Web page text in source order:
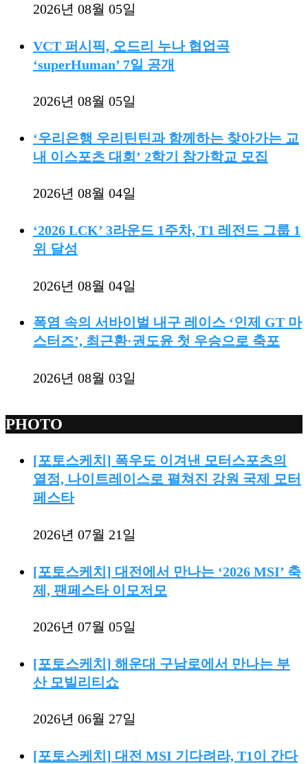
2026년 08월 05일
VCT 퍼시픽, 오드리 누나 협업곡
‘superHuman’ 7일 공개
2026년 08월 05일
‘우리은행 우리틴틴과 함께하는 찾아가는 교
내 이스포츠 대회’ 2학기 참가학교 모집
2026년 08월 04일
‘2026 LCK’ 3라운드 1주차, T1 레전드 그룹 1
위 달성
2026년 08월 04일
폭염 속의 서바이벌 내구 레이스 ‘인제 GT 마
스터즈’, 최근환·권도윤 첫 우승으로 축포
2026년 08월 03일
PHOTO
[포토스케치] 폭우도 이겨낸 모터스포츠의
열정, 나이트레이스로 펼쳐진 강원 국제 모터
페스타
2026년 07월 21일
[포토스케치] 대전에서 만나는 ‘2026 MSI’ 축
제, 팬페스타 이모저모
2026년 07월 05일
[포토스케치] 해운대 구남로에서 만나는 부
산 모빌리티쇼
2026년 06월 27일
[포토스케치] 대전 MSI 기다려라, T1이 간다